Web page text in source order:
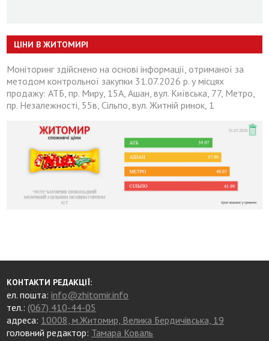
ЦІНИ В ЖИТОМИРІ
Моніторинг здійснено на основі інформації, отриманої за
методом контрольної закупки 31.07.2026 р. у місцях
продажу: АТБ, пр. Миру, 15А, Ашан, вул. Київська, 77, Метро,
пр. Незалежності, 55в, Сільпо, вул. Житній ринок, 1
КОНТАКТИ РЕДАКЦІЇ:
ел. пошта:info@zhitomir.info
тел.: (067) 410-44-05
адреса: 10008, м.Житомир, Велика Бердичівська, 19
головний редактор: Тамара Коваль